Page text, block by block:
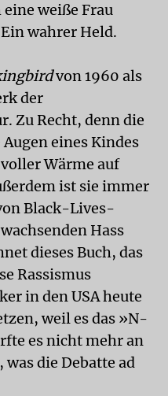
weiße Frau
wahrer Held.
von 1960 als
der
Zu Recht, denn die
eines Kindes
Wärme auf
ist sie immer
Black-Lives-
Hass
dieses Buch, das
Rassismus
in den USA heute
weil es das »N-
es nicht mehr an
was die Debatte ad